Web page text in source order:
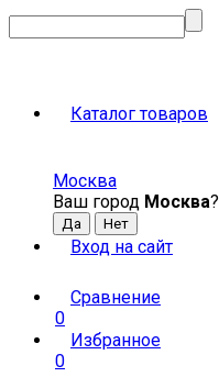
Каталог товаров
Москва
Ваш город Москва?
Вход на сайт
Сравнение
0
Избранное
0